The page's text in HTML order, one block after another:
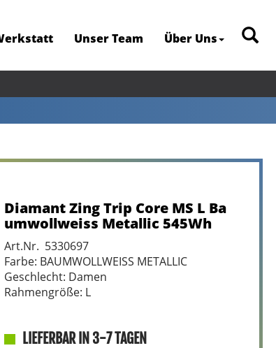
Unser Team Über Uns
Diamant Zing Trip Core MS L Ba
umwollweiss Metallic 545Wh
Art.Nr. 5330697
Farbe: BAUMWOLLWEISS METALLIC
Geschlecht: Damen
Rahmengröße: L
LIEFERBAR IN 3-7 TAGEN